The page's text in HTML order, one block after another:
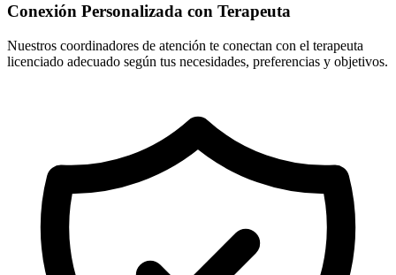
Conexión Personalizada con Terapeuta
Nuestros coordinadores de atención te conectan con el terapeuta
licenciado adecuado según tus necesidades, preferencias y objetivos.